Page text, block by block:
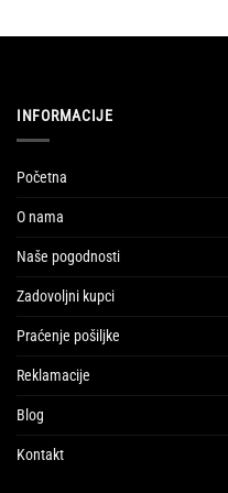
INFORMACIJE
Početna
O nama
Naše pogodnosti
Zadovoljni kupci
Praćenje pošiljke
Reklamacije
Blog
Kontakt